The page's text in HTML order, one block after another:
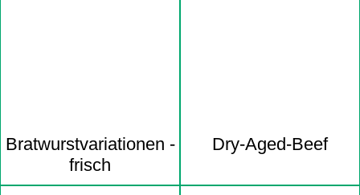
Bratwurst­variationen -
frisch
Dry-Aged-Beef